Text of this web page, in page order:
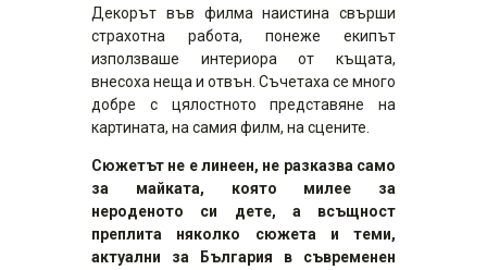
Декорът във филма наистина свърши
страхотна работа, понеже екипът
използваше интериора от къщата,
внесоха неща и отвън. Съчетаха се много
добре с цялостното представяне на
картината, на самия филм, на сцените.
Сюжетът не е линеен, не разказва само
за майката, която милее за
нероденото си дете, а всъщност
преплита няколко сюжета и теми,
актуални за България в съвременен